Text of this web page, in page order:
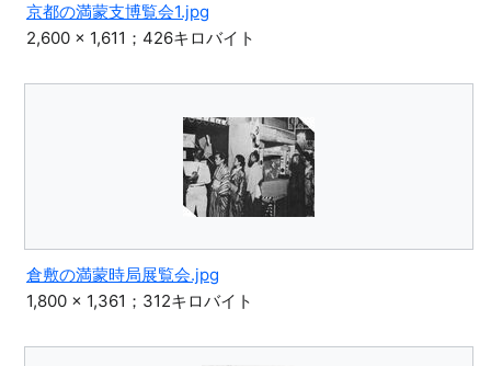
京都の満蒙支博覧会1.jpg
2,600 × 1,611；426キロバイト
倉敷の満蒙時局展覧会.jpg
1,800 × 1,361；312キロバイト